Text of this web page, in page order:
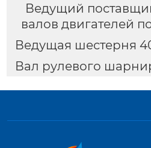
Ведущий
валов двигателей
Ведущая шестерня
Вал рулевого